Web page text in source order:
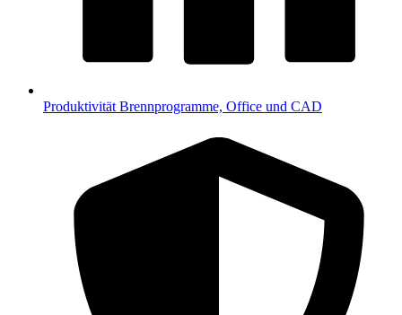
Produktivität Brennprogramme, Office und CAD